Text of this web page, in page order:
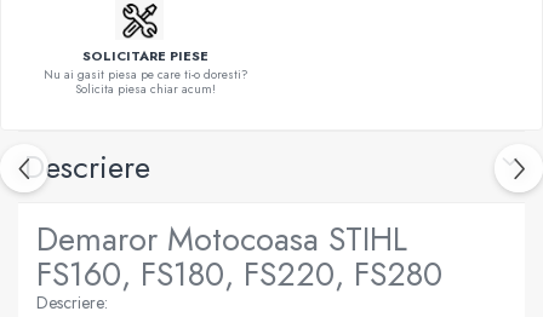
SOLICITARE PIESE
Nu ai gasit piesa pe care ti-o doresti?
Solicita piesa chiar acum!
Descriere
Demaror Motocoasa STIHL
FS160, FS180, FS220, FS280
Descriere: